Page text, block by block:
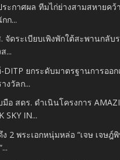
ระกาศผล ทีมไก่ย่างสามสหายค
ก...
จัดระเบียบเพิงพักใต้สะพานกลับ
...
ยกระดับมาตรฐานการออ
งวัลก...
อ สดร. ดำเนินโครงการ
SKY IN...
ง 2 พระเอกหนุ่มหล่อ “เจษ เจษฎ์